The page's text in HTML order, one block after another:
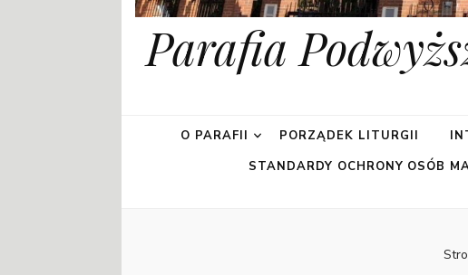
Parafia
O PARAFII PORZĄDEK LITURGII
STANDARDY OCHRONY OSÓB